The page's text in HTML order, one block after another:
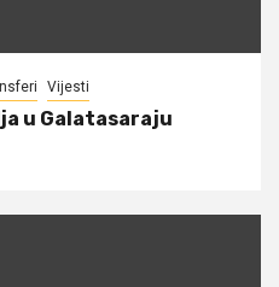
Vijesti
u Galatasaraju